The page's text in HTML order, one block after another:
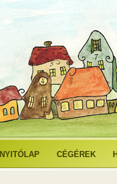
NYITÓLAP CÉGÉREK